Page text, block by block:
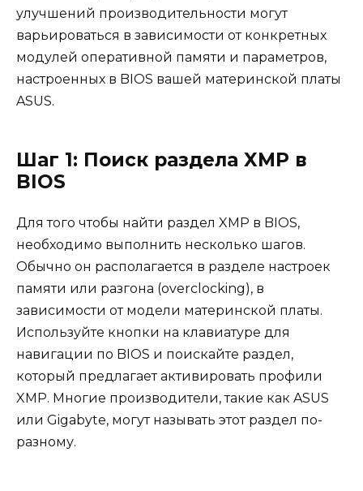
улучшений производительности могут
варьироваться в зависимости от конкретных
модулей оперативной памяти и параметров,
настроенных в BIOS вашей материнской платы
ASUS.
Шаг 1: Поиск раздела XMP в
BIOS
Для того чтобы найти раздел XMP в BIOS,
необходимо выполнить несколько шагов.
Обычно он располагается в разделе настроек
памяти или разгона (overclocking), в
зависимости от модели материнской платы.
Используйте кнопки на клавиатуре для
навигации по BIOS и поискайте раздел,
который предлагает активировать профили
XMP. Многие производители, такие как ASUS
или Gigabyte, могут называть этот раздел по-
разному.